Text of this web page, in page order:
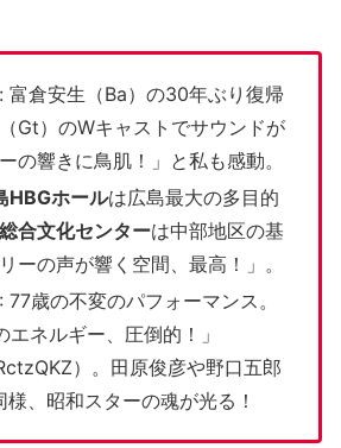
: 富倉安生（Ba）の30年ぶり復帰
Gt）のWキャストでサウンドが
の響きに鳥肌！」と私も感動。
HBGホールは広島最大の多目的
合文化センターは中部地区の基
ーの声が響く空間、最高！」。
: 77歳の不変のパフォーマンス。
ネルギー、圧倒的！」
）。田原俊彦や野口五郎
、昭和スターの魂が光る！